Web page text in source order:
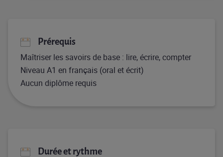
Prérequis
Maîtriser les savoirs de base : lire, écrire, compter
Niveau A1 en français (oral et écrit)
Aucun diplôme requis
Durée et rythme